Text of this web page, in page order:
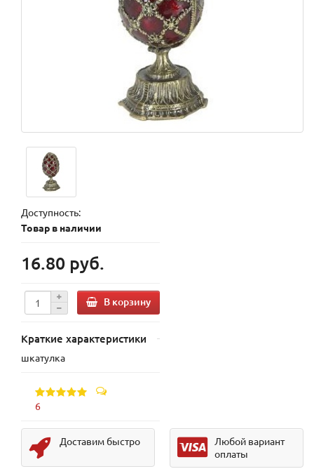
Доступность:
Товар в наличии
16.80 руб.
В корзину
Краткие характеристики
шкатулка
6
Доставим быстро
Любой вариант
оплаты